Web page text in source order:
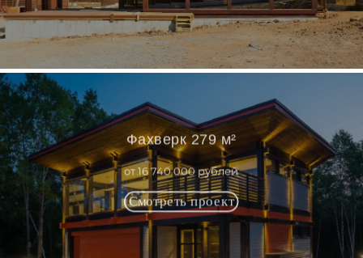
Фахверк 279 м²
от 16 740 000 рублей